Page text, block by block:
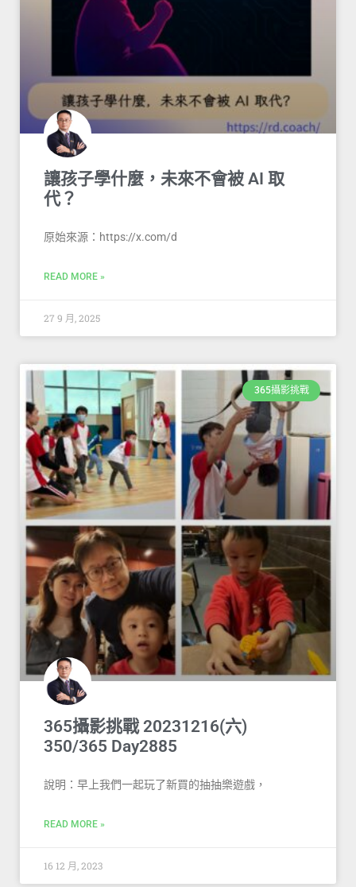
讓孩子學什麼，未來不會被 AI 取
代？
原始來源：https://x.com/d
READ MORE »
27 9 月, 2025
365攝影挑戰
365攝影挑戰 20231216(六)
350/365 Day2885
說明：早上我們一起玩了新買的抽抽樂遊戲，
READ MORE »
16 12 月, 2023